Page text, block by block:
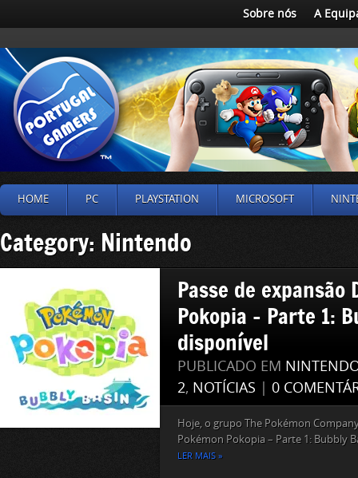
Sobre nós A
HOME PC PLAYSTATION MICROSOFT
Category: Nintendo
Passe de expansão
Pokopia – Parte 1:
disponível
PUBLICADO EM
2, NOTÍCIAS 0
Hoje, o grupo The Pokémon
Pokémon Pokopia – Parte 1: Bubbly
LER MAIS »